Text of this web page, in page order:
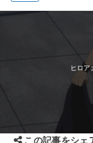
この記事をシェ